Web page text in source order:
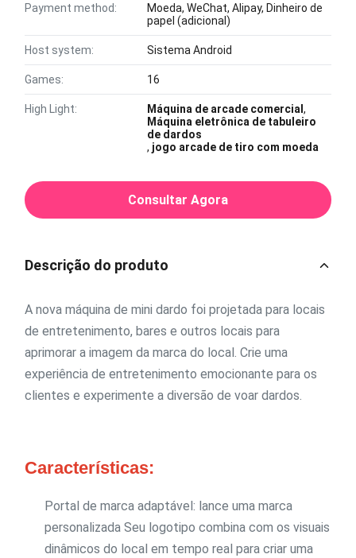
Payment method:
Moeda, WeChat, Alipay, Dinheiro de
papel (adicional)
Host system: Sistema Android
Games: 16
High Light: Máquina de arcade comercial,
Máquina eletrônica de tabuleiro
de dardos
, jogo arcade de tiro com moeda
Consultar Agora
Descrição do produto
A nova máquina de mini dardo foi projetada para locais
de entretenimento, bares e outros locais para
aprimorar a imagem da marca do local. Crie uma
experiência de entretenimento emocionante para os
clientes e experimente a diversão de voar dardos.
Características:
Portal de marca adaptável: lance uma marca
personalizada Seu logotipo combina com os visuais
dinâmicos do local em tempo real para criar uma